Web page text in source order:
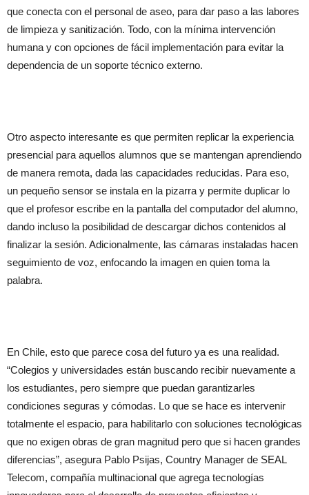
que conecta con el personal de aseo, para dar paso a las labores
de limpieza y sanitización. Todo, con la mínima intervención
humana y con opciones de fácil implementación para evitar la
dependencia de un soporte técnico externo.
Otro aspecto interesante es que permiten replicar la experiencia
presencial para aquellos alumnos que se mantengan aprendiendo
de manera remota, dada las capacidades reducidas. Para eso,
un pequeño sensor se instala en la pizarra y permite duplicar lo
que el profesor escribe en la pantalla del computador del alumno,
dando incluso la posibilidad de descargar dichos contenidos al
finalizar la sesión. Adicionalmente, las cámaras instaladas hacen
seguimiento de voz, enfocando la imagen en quien toma la
palabra.
En Chile, esto que parece cosa del futuro ya es una realidad.
“Colegios y universidades están buscando recibir nuevamente a
los estudiantes, pero siempre que puedan garantizarles
condiciones seguras y cómodas. Lo que se hace es intervenir
totalmente el espacio, para habilitarlo con soluciones tecnológicas
que no exigen obras de gran magnitud pero que si hacen grandes
diferencias”, asegura Pablo Psijas, Country Manager de SEAL
Telecom, compañía multinacional que agrega tecnologías